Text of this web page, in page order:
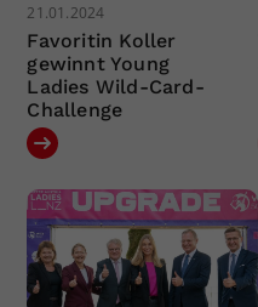
21.01.2024
Favoritin Koller
gewinnt Young
Ladies Wild-Card-
Challenge